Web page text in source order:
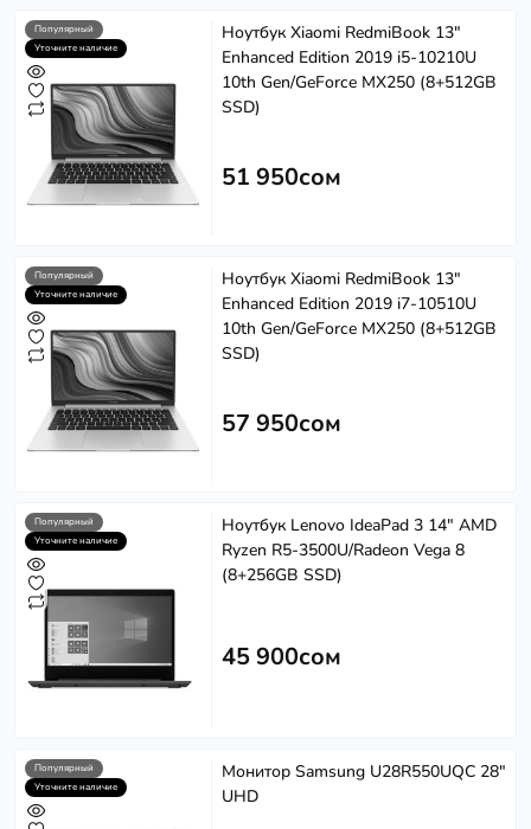
Популярный
Уточните наличие
Ноутбук Xiaomi RedmiBook 13"
Enhanced Edition 2019 i5-10210U
10th Gen/GeForce MX250 (8+512GB
SSD)
51 950сом
Популярный
Уточните наличие
Ноутбук Xiaomi RedmiBook 13"
Enhanced Edition 2019 i7-10510U
10th Gen/GeForce MX250 (8+512GB
SSD)
57 950сом
Популярный
Уточните наличие
Ноутбук Lenovo IdeaPad 3 14" AMD
Ryzen R5-3500U/Radeon Vega 8
(8+256GB SSD)
45 900сом
Популярный
Уточните наличие
Монитор Samsung U28R550UQC 28"
UHD